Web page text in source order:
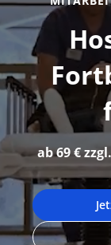
ab 69 €